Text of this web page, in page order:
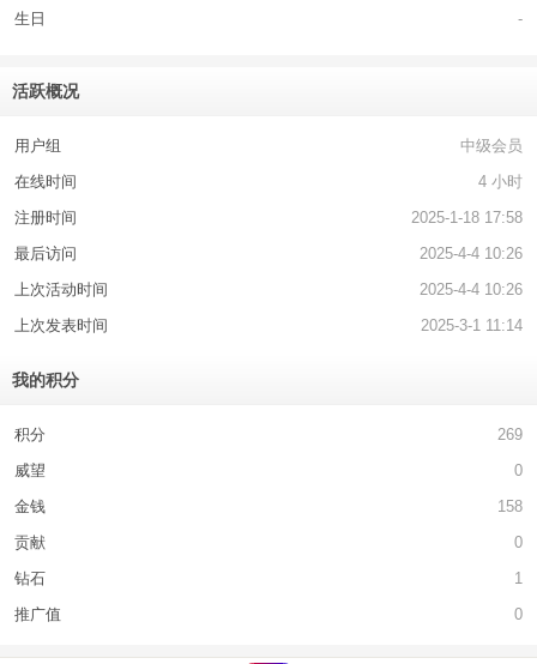
生日
-
活跃概况
用户组
中级会员
在线时间
4 小时
注册时间
2025-1-18 17:58
最后访问
2025-4-4 10:26
上次活动时间
2025-4-4 10:26
上次发表时间
2025-3-1 11:14
我的积分
积分
269
威望
0
金钱
158
贡献
0
钻石
1
推广值
0